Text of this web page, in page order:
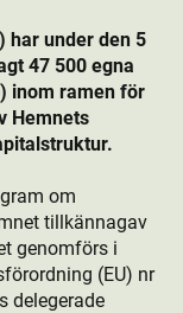
har under den 5
47 500 egna
inom ramen för
Hemnets
om
tillkännagav
genomförs i
(EU) nr
delegerade